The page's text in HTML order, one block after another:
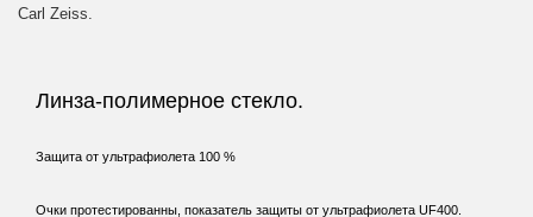
Carl Zeiss.
Линза-полимерное стекло.
Защита от ультрафиолета 100 %
Очки протестированны, показатель защиты от ультрафиолета UF400.